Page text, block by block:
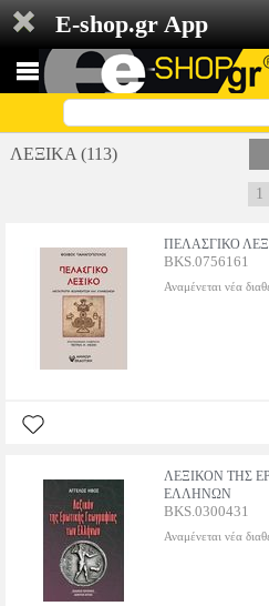
E-shop.gr App
ΛΕΞΙΚΑ (113)
1
ΠΕΛΑΣΓΙΚΟ
BKS.0756161
Αναμένεται νέα
ΛΕΞΙΚΟΝ ΤΗΣ
ΕΛΛΗΝΩΝ
BKS.0300431
Αναμένεται νέα